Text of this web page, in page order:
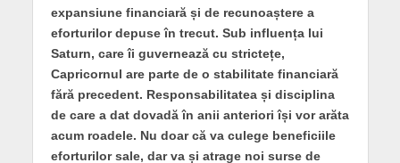
expansiune financiară și de recunoaștere a
eforturilor depuse în trecut. Sub influența lui
Saturn, care îi guvernează cu strictețe,
Capricornul are parte de o stabilitate financiară
fără precedent. Responsabilitatea și disciplina
de care a dat dovadă în anii anteriori își vor arăta
acum roadele. Nu doar că va culege beneficiile
eforturilor sale, dar va și atrage noi surse de